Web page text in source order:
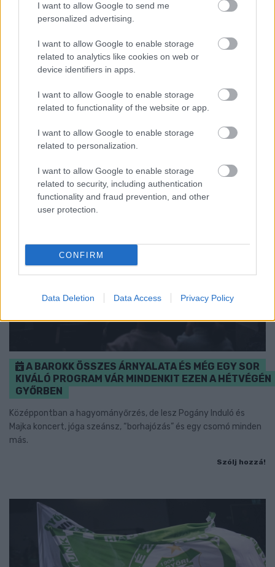
I want to allow Google to send me
personalized advertising.
I want to allow Google to enable storage
related to analytics like cookies on web or
device identifiers in apps.
I want to allow Google to enable storage
related to functionality of the website or app.
I want to allow Google to enable storage
related to personalization.
I want to allow Google to enable storage
related to security, including authentication
functionality and fraud prevention, and other
user protection.
CONFIRM
Data Deletion Data Access Privacy Policy
ÖRÖMHÍR: TÍZ ÉVE NEM VOLT ILYEN ALACSONY AZ
INFLÁCIÓ MAGYARORSZÁGON
Júliusban mindössze 1,2 százalékkal emelkedtek éves
összevetésben a fogyasztói árak, miközben az élelmiszerek ára
A BAROKK ÖSSZES ÁRNYALATA ÉS MÉG EGY SOR
KIVÁLÓ PROGRAM VÁR MINDENKIT EZEN A HÉTVÉGÉN
GYŐRBEN
Középpontban a hagyományőrzés, de lesz Pogány Induló és
Majka koncert, jóga szeánsz, “borhajózás” és egy csomó minden
más.
Szólj hozzá!